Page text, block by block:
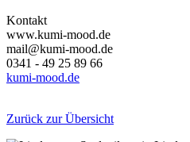
Kontakt
www.kumi-mood.de
mail@kumi-mood.de
0341 - 49 25 89 66
kumi-mood.de
Zurück zur Übersicht